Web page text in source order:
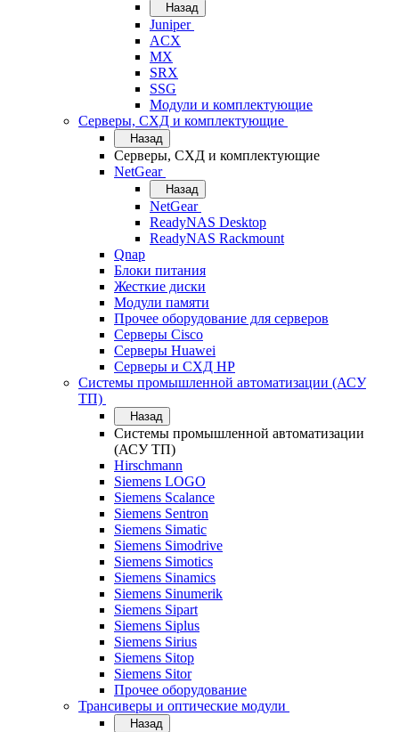
Назад
Juniper
ACX
MX
SRX
SSG
Модули и комплектующие
Серверы, СХД и комплектующие
Назад
Серверы, СХД и комплектующие
NetGear
Назад
NetGear
ReadyNAS Desktop
ReadyNAS Rackmount
Qnap
Блоки питания
Жесткие диски
Модули памяти
Прочее оборудование для серверов
Серверы Cisco
Серверы Huawei
Серверы и СХД HP
Системы промышленной автоматизации (АСУ
ТП)
Назад
Системы промышленной автоматизации
(АСУ ТП)
Hirschmann
Siemens LOGO
Siemens Scalance
Siemens Sentron
Siemens Simatic
Siemens Simodrive
Siemens Simotics
Siemens Sinamics
Siemens Sinumerik
Siemens Sipart
Siemens Siplus
Siemens Sirius
Siemens Sitop
Siemens Sitor
Прочее оборудование
Трансиверы и оптические модули
Назад